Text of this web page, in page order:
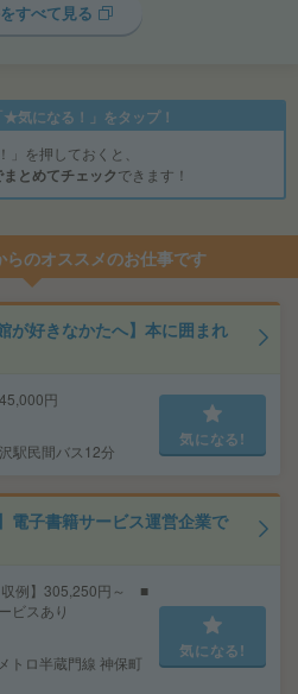
すべて見る
気になる！」をタップ！
」を押しておくと、
とめてチェックできます！
らのオススメのお仕事です
が好きなかたへ】本に囲まれ
円
駅民間バス12分
気になる!
電子書籍サービス運営企業で
例】305,250円～ ■
ビスあり
ロ半蔵門線 神保町
気になる!